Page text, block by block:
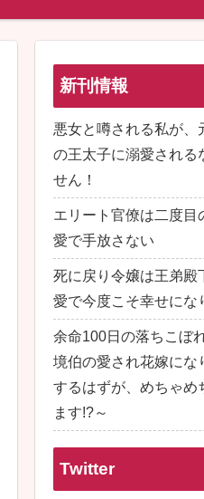
新刊情報
悪女と噂される私が、
の王太子に溺愛される
せん！
エリート官僚は二度目
愛で手放さない
死に戻り令嬢は王弟殿
愛で今度こそ幸せにな
余命100日の落ちこぼ
境伯の愛され花嫁にな
するはずが、めちゃめ
ます!?～
Twitter